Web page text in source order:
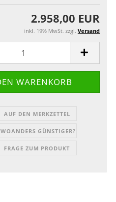
2.958,00 EUR
inkl. 19% MwSt. zzgl. Versand
AUF DEN MERKZETTEL
WOANDERS GÜNSTIGER?
FRAGE ZUM PRODUKT